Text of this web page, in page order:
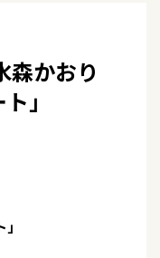
森かおり
」